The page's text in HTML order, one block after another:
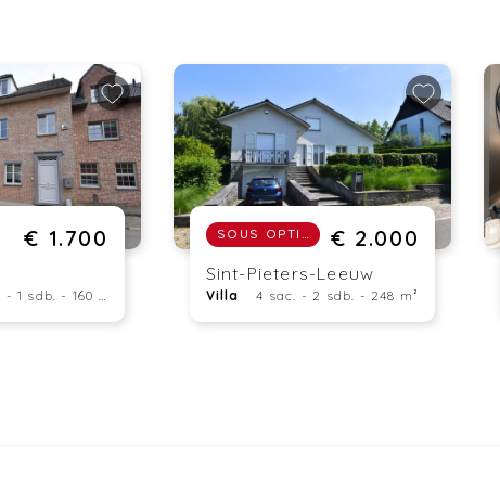
€ 1.700 SOUS OPTION € 2.000
Sint-Pieters-Leeuw
Villa 4 sac. - 2 sdb. - 248 m²